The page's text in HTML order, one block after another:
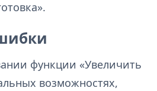
функции «Увеличить
возможностях,